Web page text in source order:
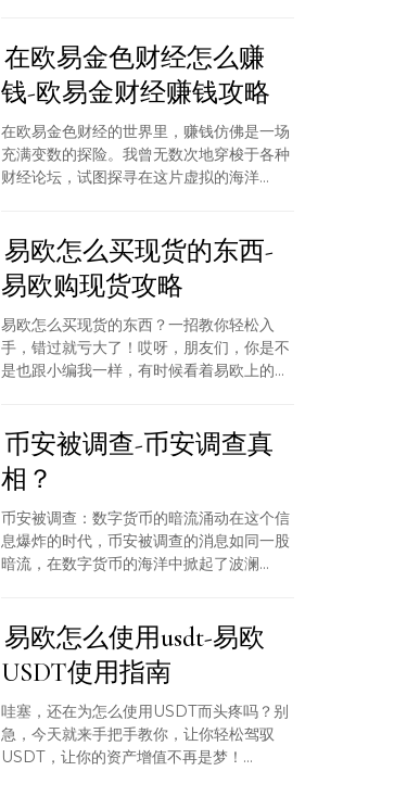
在欧易金色财经怎么赚
钱-欧易金财经赚钱攻略
在欧易金色财经的世界里，赚钱仿佛是一场
充满变数的探险。我曾无数次地穿梭于各种
财经论坛，试图探寻在这片虚拟的海洋...
易欧怎么买现货的东西-
易欧购现货攻略
易欧怎么买现货的东西？一招教你轻松入
手，错过就亏大了！哎呀，朋友们，你是不
是也跟小编我一样，有时候看着易欧上的...
币安被调查-币安调查真
相？
币安被调查：数字货币的暗流涌动在这个信
息爆炸的时代，币安被调查的消息如同一股
暗流，在数字货币的海洋中掀起了波澜...
易欧怎么使用usdt-易欧
USDT使用指南
哇塞，还在为怎么使用USDT而头疼吗？别
急，今天就来手把手教你，让你轻松驾驭
USDT，让你的资产增值不再是梦！...